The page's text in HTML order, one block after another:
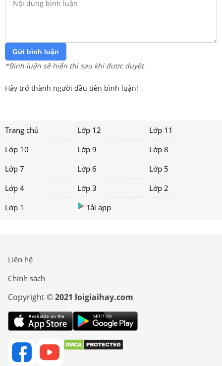
Gửi bình luận
*Bình luận sẽ hiển thị sau khi được duyệt
Hãy trở thành người đầu tiên bình luận!
Trang chủ Lớp 12
Lớp 11
Lớp 10
Lớp 9
Lớp 8
Lớp 7
Lớp 6
Lớp 5
Lớp 4
Lớp 3
Lớp 2
Lớp 1
Tải app
Liên hệ
Chính sách
Copyright ©2021 loigiaihay.com